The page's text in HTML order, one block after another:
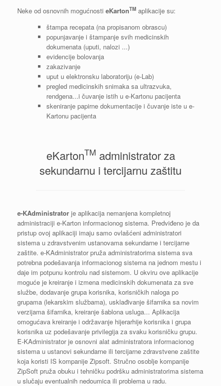
Neke od osnovnih mogućnosti eKartonTM aplikacije su:
štampa recepata (na propisanom obrascu)
popunjavanje i štampanje svih medicinskih
dokumenata (uputi, nalozi ...)
evidencije bolovanja
zakazivanje
uput u elektronsku laboratoriju (e-Lab)
pregled medicinskih snimaka sa ultrazvuka,
rendgena...i čuvanje istih u e-Kartonu pacijenta
skeniranje papirne dokumentacije i čuvanje iste u e-
Kartonu pacijenta
eKartonTM administrator za
sekundarnu i tercijarnu zaštitu
e-KAdministrator je aplikacija nemanjena kompletnoj
administraciji e-Karton informacionog sistema. Predviđeno je da
pristup ovoj aplikaciji imaju samo ovlašćeni administratori
sistema u zdravstvenim ustanovama sekundarne i tercijarne
zaštite. e-KAdministrator pruža administratorima sistema sva
potrebna podešavanja informacionog sistema na jednom mestu i
daje im potpunu kontrolu nad sistemom. U okviru ove aplikacije
moguće je kreiranje i izmena medicinskih dokumenata za sve
službe, dodavanje grupa korisnika, korisničkih naloga po
grupama (lekarskim službama), usklađivanje šifarnika sa novim
verzijama šifarnika, kreiranje šablona usluga... Aplikacija
omogućava kreiranje i održavanje hijerarhije korisnika i grupa
korisnika uz podešavanje privilegija za svaku korisničku grupu.
E-KAdministrator je osnovni alat administratora informacionog
sistema u ustanovi sekundarne ili tercijarne zdravstvene zaštite
koja koristi IS kompanije Zipsoft. Stručno osoblje kompanije
ZipSoft pruža obuku i tehničku podršku administratorima sistema
u slučaju eventualnih nedoumica ili problema u radu.